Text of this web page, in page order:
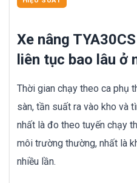
Xe nâng
liên tục bao lâu ở
Thời gian chạy theo ca phụ
sàn, tần suất ra vào kho và
nhất là đo theo tuyến chạy
môi trường thường, nhất là
nhiều lần.